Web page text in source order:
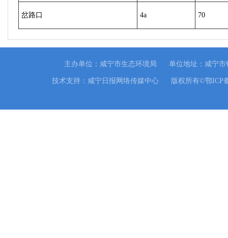
岔路口 4a 70
主办单位：咸宁市生态环境局 单位地址：咸宁市
技术支持：咸宁日报网络传媒中心 版权所有©鄂ICP